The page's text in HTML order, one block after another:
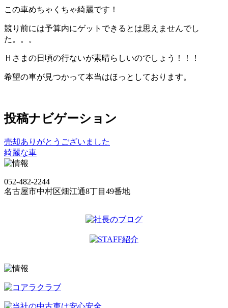
この車めちゃくちゃ綺麗です！
競り前には予算内にゲットできるとは思えませんでし
た。。。
Ｈさまの日頃の行ないが素晴らしいのでしょう！！！
希望の車が見つかって本当はほっとしております。
投稿ナビゲーション
売却ありがとうございました
綺麗な車
052-482-2244
名古屋市中村区畑江通8丁目49番地